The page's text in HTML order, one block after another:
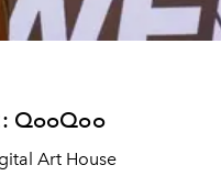
QooQoo
Art House